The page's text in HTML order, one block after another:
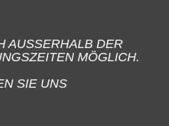
AUSSERHALB DER
MÖGLICH.
SIE UNS